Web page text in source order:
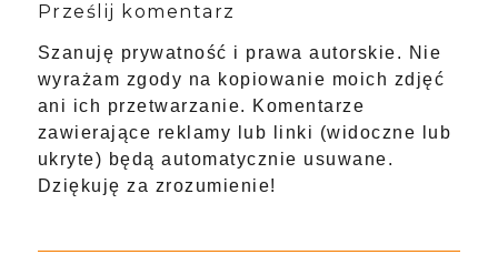
Prześlij komentarz
Szanuję prywatność i prawa autorskie. Nie
wyrażam zgody na kopiowanie moich zdjęć
ani ich przetwarzanie. Komentarze
zawierające reklamy lub linki (widoczne lub
ukryte) będą automatycznie usuwane.
Dziękuję za zrozumienie!